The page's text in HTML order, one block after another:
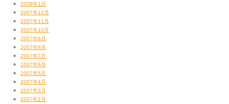
2008年1月
2007年12月
2007年11月
2007年10月
2007年9月
2007年8月
2007年7月
2007年6月
2007年5月
2007年4月
2007年3月
2007年2月